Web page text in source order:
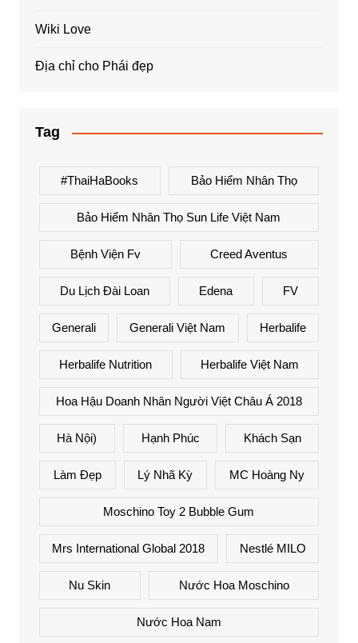
Wiki Love
Địa chỉ cho Phái đẹp
Tag
#ThaiHaBooks Bảo Hiểm Nhân Thọ
Bảo Hiểm Nhân Thọ Sun Life Việt Nam
Bệnh Viện Fv Creed Aventus
Du Lịch Đài Loan Edena FV
Generali Generali Việt Nam Herbalife
Herbalife Nutrition Herbalife Việt Nam
Hoa Hậu Doanh Nhân Người Việt Châu Á 2018
Hà Nội) Hạnh Phúc Khách Sạn
Làm Đẹp Lý Nhã Kỳ MC Hoàng Ny
Moschino Toy 2 Bubble Gum
Mrs International Global 2018 Nestlé MILO
Nu Skin Nước Hoa Moschino
Nước Hoa Nam